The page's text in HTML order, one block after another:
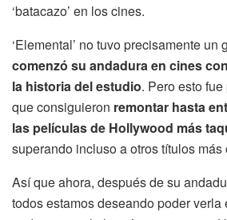
‘batacazo’ en los cines.
‘Elemental’ no tuvo precisamente un
comenzó su andadura en cines
la historia del estudio. Pero esto
que consiguieron remontar hasta
las películas de Hollywood más
superando incluso a otros títulos más
Así que ahora, después de su
todos estamos deseando poder verla